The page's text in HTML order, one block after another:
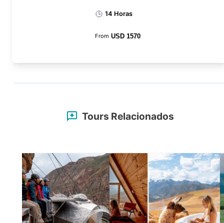
14 Horas
From USD 1570
Tours Relacionados